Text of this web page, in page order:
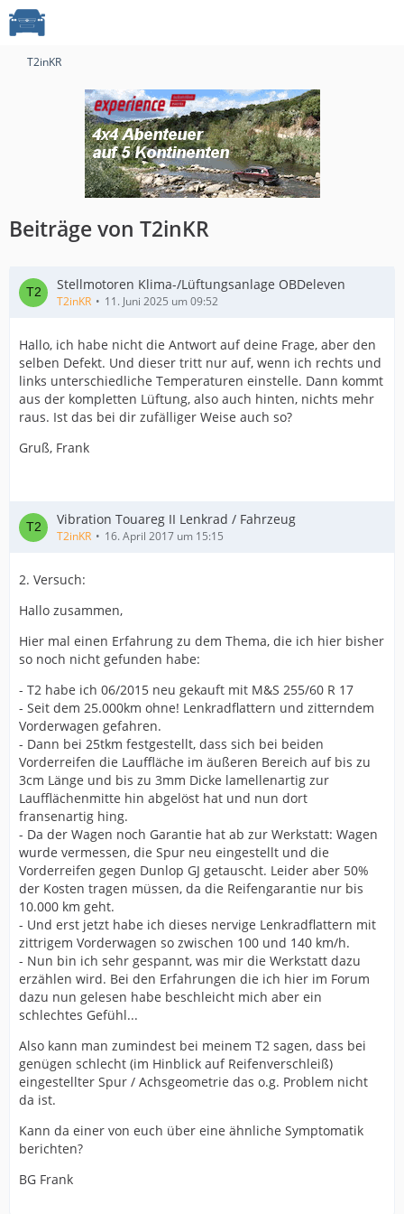
T2inKR
Beiträge von T2inKR
Stellmotoren Klima-/Lüftungsanlage OBDeleven
T2inKR 11. Juni 2025 um 09:52
Hallo, ich habe nicht die Antwort auf deine Frage, aber den
selben Defekt. Und dieser tritt nur auf, wenn ich rechts und
links unterschiedliche Temperaturen einstelle. Dann kommt
aus der kompletten Lüftung, also auch hinten, nichts mehr
raus. Ist das bei dir zufälliger Weise auch so?
Gruß, Frank
Vibration Touareg II Lenkrad / Fahrzeug
T2inKR 16. April 2017 um 15:15
2. Versuch:
Hallo zusammen,
Hier mal einen Erfahrung zu dem Thema, die ich hier bisher
so noch nicht gefunden habe:
- T2 habe ich 06/2015 neu gekauft mit M&S 255/60 R 17
- Seit dem 25.000km ohne! Lenkradflattern und zitterndem
Vorderwagen gefahren.
- Dann bei 25tkm festgestellt, dass sich bei beiden
Vorderreifen die Lauffläche im äußeren Bereich auf bis zu
3cm Länge und bis zu 3mm Dicke lamellenartig zur
Laufflächenmitte hin abgelöst hat und nun dort
fransenartig hing.
- Da der Wagen noch Garantie hat ab zur Werkstatt: Wagen
wurde vermessen, die Spur neu eingestellt und die
Vorderreifen gegen Dunlop GJ getauscht. Leider aber 50%
der Kosten tragen müssen, da die Reifengarantie nur bis
10.000 km geht.
- Und erst jetzt habe ich dieses nervige Lenkradflattern mit
zittrigem Vorderwagen so zwischen 100 und 140 km/h.
- Nun bin ich sehr gespannt, was mir die Werkstatt dazu
erzählen wird. Bei den Erfahrungen die ich hier im Forum
dazu nun gelesen habe beschleicht mich aber ein
schlechtes Gefühl...
Also kann man zumindest bei meinem T2 sagen, dass bei
genügen schlecht (im Hinblick auf Reifenverschleiß)
eingestellter Spur / Achsgeometrie das o.g. Problem nicht
da ist.
Kann da einer von euch über eine ähnliche Symptomatik
berichten?
BG Frank